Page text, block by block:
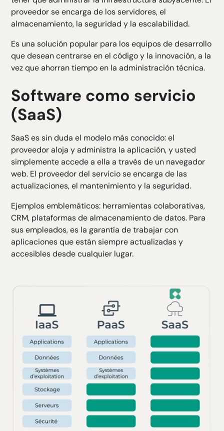
proveedor se encarga de los servidores, el
almacenamiento, la seguridad y la escalabilidad.
Es una solución popular para los equipos de desarrollo
que desean centrarse en el código y la innovación, a la
vez que ahorran tiempo en la administración técnica.
Software como servicio
(SaaS)
SaaSes sin duda el modelo más conocido: el
proveedor aloja y administra la aplicación, y usted
simplemente accede a ella a través de un navegador
web. El proveedor del servicio se encarga de las
actualizaciones, el mantenimiento y la seguridad.
Ejemplos emblemáticos: herramientas colaborativas,
CRM, plataformas de almacenamiento de datos. Para
sus empleados, es la garantía de trabajar con
aplicaciones que están siempre actualizadas y
accesibles desde cualquier lugar.